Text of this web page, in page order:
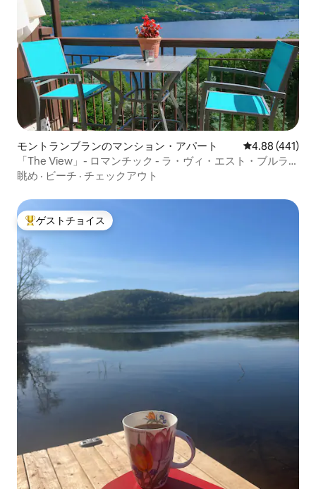
モントランブランのマンション・アパート レビュー441
4.88 (441)
「The View」- ロマンチック - ラ・ヴィ・エスト・ブルラ
ン！
眺め · ビーチ · チェックアウト
大好評のゲストチョイスです。
ゲストチョイス